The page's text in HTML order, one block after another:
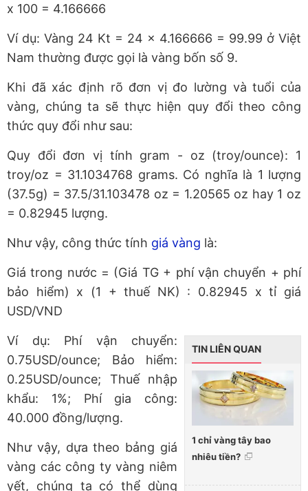
x 100 = 4.166666
Ví dụ: Vàng 24 Kt = 24 x 4.166666 = 99.99 ở Việt
Nam thường được gọi là vàng bốn số 9.
Khi đã xác định rõ đơn vị đo lường và tuổi của
vàng, chúng ta sẽ thực hiện quy đổi theo công
thức quy đổi như sau:
Quy đổi đơn vị tính gram - oz (troy/ounce): 1
troy/oz = 31.1034768 grams. Có nghĩa là 1 lượng
(37.5g) = 37.5/31.103478 oz = 1.20565 oz hay 1 oz
= 0.82945 lượng.
Như vậy, công thức tính giá vàng là:
Giá trong nước = (Giá TG + phí vận chuyển + phí
bảo hiểm) x (1 + thuế NK) : 0.82945 x tỉ giá
USD/VND
TIN LIÊN QUAN
1 chỉ vàng tây bao
nhiêu tiền?
Ví dụ: Phí vận chuyển:
0.75USD/ounce; Bảo hiểm:
0.25USD/ounce; Thuế nhập
khẩu: 1%; Phí gia công:
40.000 đồng/lượng.
Như vậy, dựa theo bảng giá
vàng các công ty vàng niêm
yết, chúng ta có thể dùng